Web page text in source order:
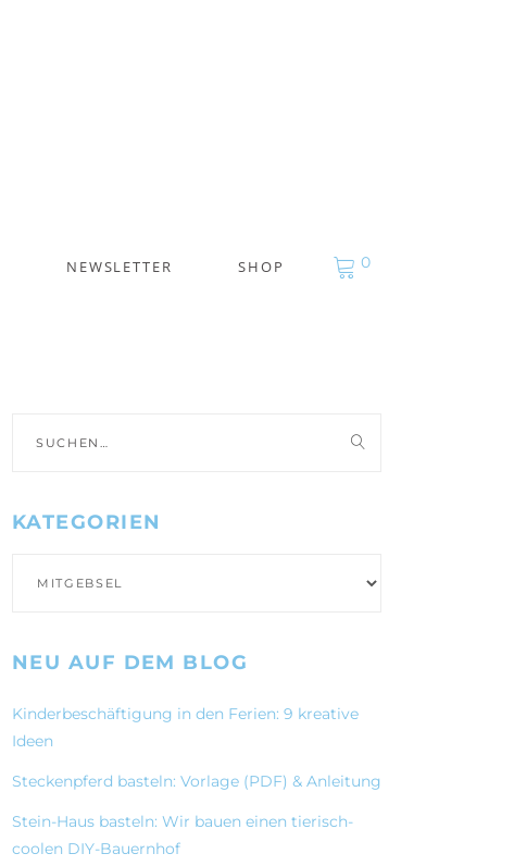
NEWSLETTER SHOP 0
nach:
KATEGORIEN
NEU AUF DEM BLOG
Kinderbeschäftigung in den Ferien: 9 kreative
Ideen
Steckenpferd basteln: Vorlage (PDF) & Anleitung
Stein-Haus basteln: Wir bauen einen tierisch-
coolen DIY-Bauernhof